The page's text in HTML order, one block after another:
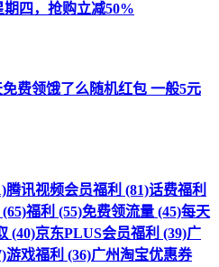
四，抢购立减50%
费领饿了么随机红包 一般5元
腾讯视频会员福利 (81)话费福利
福利 (55)免费领流量 (45)每天
(40)京东PLUS会员福利 (39)广
游戏福利 (36)广州淘宝优惠券